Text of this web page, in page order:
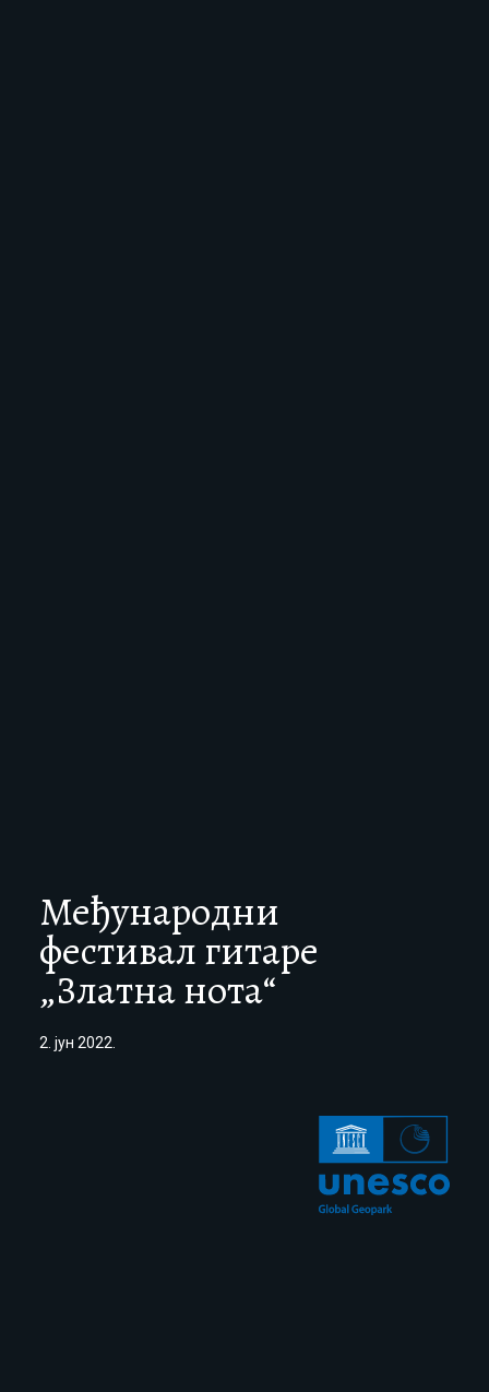
Међународни
фестивал гитаре
„Златна нота“
2. јун 2022.